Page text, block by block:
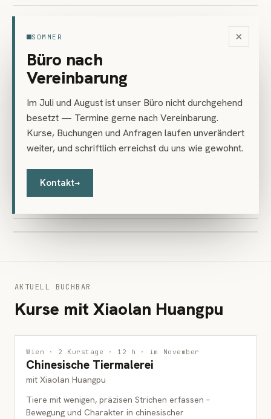
×
SOMMER
Büro nach
Vereinbarung
Im Juli und August ist unser Büro nicht durchgehend
besetzt — Termine gerne nach Vereinbarung.
Kurse, Buchungen und Anfragen laufen unverändert
weiter, und schriftlich erreichst du uns wie gewohnt.
Kontakt→
Tuschemalerei
Tuschemalerei · 2020
Magnoria in März
Tuschemalerei · 2024
Sommerlandschaft nach Regen
Tuschemalerei · 2022
Sonnenaufgang mit Wasserfall
Tuschemalerei · 2022
Tuschemalerei
Ahorn
Tuschemalerei · 2025
April Farben von Chinesische Peonie
Voegel mit schönen Farben
Tuschemalerei · 2015
Ode an den Herbst
Tuschemalerei · 2009
Gestaltung für chinesische Kalligrafie
Gestaltung für chinesische Kalligrafie
Collage · 2003
Lieder aus dem Frühlingswald
Tuschemalerei · 2024
AKTUELL BUCHBAR
Kurse mit Xiaolan Huangpu
MALEREI
ERWACHSENE
Wien · 2 Kurstage · 12 h · im November
Chinesische Tiermalerei
mit Xiaolan Huangpu
Tiere mit wenigen, präzisen Strichen erfassen –
Bewegung und Charakter in chinesischer